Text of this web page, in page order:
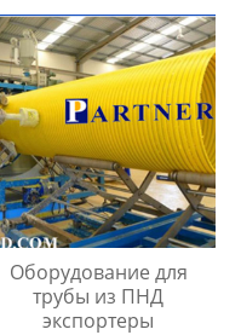
Оборудование для
трубы из ПНД
экспортеры